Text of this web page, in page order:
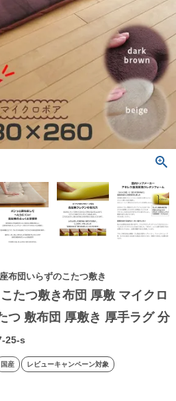
布団いらずのこたつ敷き
たつ敷き布団 厚敷 マイクロ
つ 敷布団 厚敷き 厚手ラグ 分
大判 ベージュ ブラウン
25-s
国産 レビューキャンペーン対象